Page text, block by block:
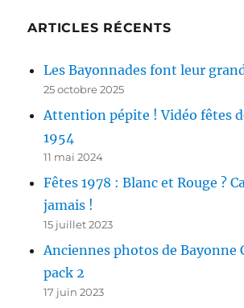
ARTICLES RÉCENTS
Les Bayonnades font leur
25 octobre 2025
Attention pépite ! Vidéo fêtes
1954
11 mai 2024
Fêtes 1978 : Blanc et Rouge ?
jamais !
15 juillet 2023
Anciennes photos de Bayonne
pack 2
17 juin 2023